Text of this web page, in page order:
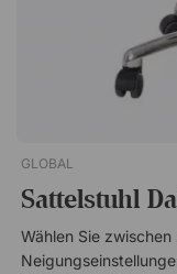
GLOBAL
Sattelstuhl
Wählen Sie